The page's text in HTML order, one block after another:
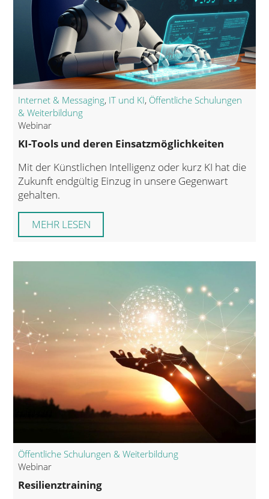
Internet & Messaging, IT und KI, Öffentliche Schulungen
& Weiterbildung
Webinar
KI-Tools und deren Einsatzmöglichkeiten
Mit der Künstlichen Intelligenz oder kurz KI hat die
Zukunft endgültig Einzug in unsere Gegenwart
gehalten.
MEHR LESEN
Öffentliche Schulungen & Weiterbildung
Webinar
Resilienztraining